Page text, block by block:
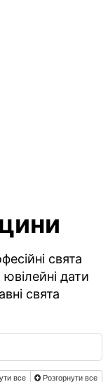
свята
дати
свята
все Розгорнути все